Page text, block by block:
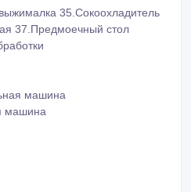
35.Сокоохладитель
37.Предмоечный стол
машина
машина